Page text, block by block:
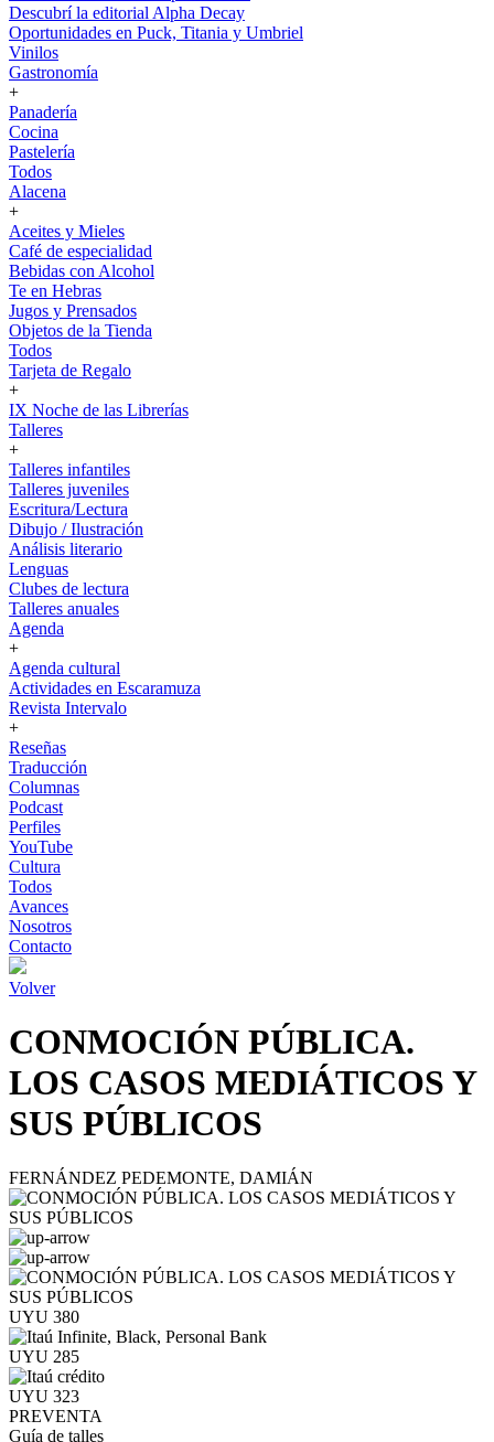
Descubrí la editorial Alpha Decay
Oportunidades en Puck, Titania y Umbriel
Vinilos
Gastronomía
+
Panadería
Cocina
Pastelería
Todos
Alacena
+
Aceites y Mieles
Café de especialidad
Bebidas con Alcohol
Te en Hebras
Jugos y Prensados
Objetos de la Tienda
Todos
Tarjeta de Regalo
+
IX Noche de las Librerías
Talleres
+
Talleres infantiles
Talleres juveniles
Escritura/Lectura
Dibujo / Ilustración
Análisis literario
Lenguas
Clubes de lectura
Talleres anuales
Agenda
+
Agenda cultural
Actividades en Escaramuza
Revista Intervalo
+
Reseñas
Traducción
Columnas
Podcast
Perfiles
YouTube
Cultura
Todos
Avances
Nosotros
Contacto
Volver
CONMOCIÓN PÚBLICA.
LOS CASOS MEDIÁTICOS Y
SUS PÚBLICOS
FERNÁNDEZ PEDEMONTE, DAMIÁN
UYU 380
UYU 285
UYU 323
PREVENTA
Guía de talles